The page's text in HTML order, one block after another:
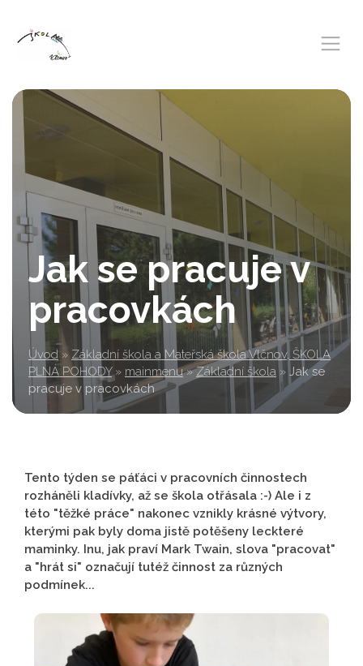
Jak se pracuje v
pracovkách
Úvod » Základní škola a Mateřská škola Vlčnov, ŠKOLA
PLNÁ POHODY » mainmenu » Základní škola » Jak se
pracuje v pracovkách
Tento týden se páťáci v pracovních činnostech
rozháněli kladívky, až se škola otřásala :-) Ale i z
této "těžké práce" nakonec vznikly krásné výtvory,
kterými pak byly doma jistě potěšeny leckteré
maminky. Inu, jak praví Mark Twain, slova "pracovat"
a "hrát si" označují tutéž činnost za různých
podmínek...